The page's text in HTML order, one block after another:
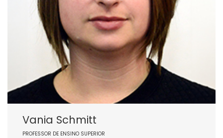
Vania Schmitt
PROFESSOR DE ENSINO SUPERIOR